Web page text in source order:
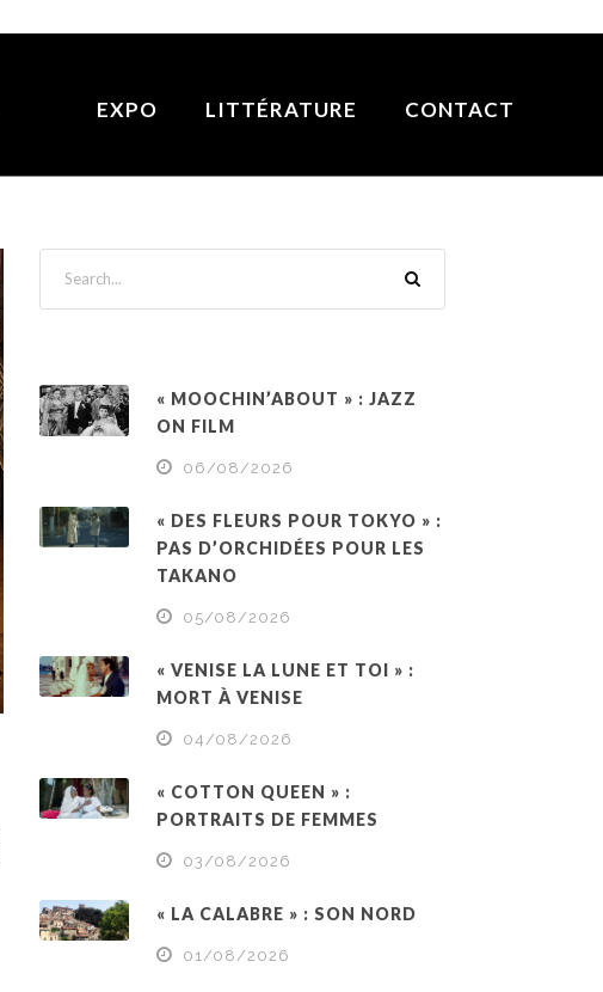
EXPO LITTÉRATURE CONTACT
« MOOCHIN’ABOUT » : JAZZ
ON FILM
06/08/2026
« DES FLEURS POUR TOKYO » :
PAS D’ORCHIDÉES POUR LES
TAKANO
05/08/2026
« VENISE LA LUNE ET TOI » :
MORT À VENISE
04/08/2026
« COTTON QUEEN » :
PORTRAITS DE FEMMES
03/08/2026
« LA CALABRE » : SON NORD
01/08/2026